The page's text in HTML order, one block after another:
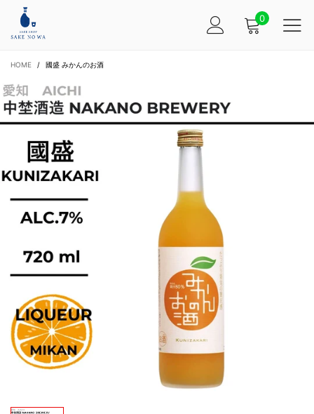
0
HOME / 國盛 みかんのお酒